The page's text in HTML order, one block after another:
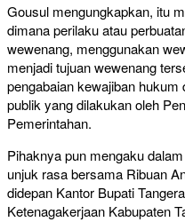
Gousul mengungkapkan, itu
dimana perilaku atau
wewenang, menggunakan
menjadi tujuan wewenang
pengabaian kewajiban
publik yang dilakukan oleh
Pemerintahan.
Pihaknya pun mengaku
unjuk rasa bersama Ribuan
didepan Kantor Bupati
Ketenagakerjaan Kabupaten